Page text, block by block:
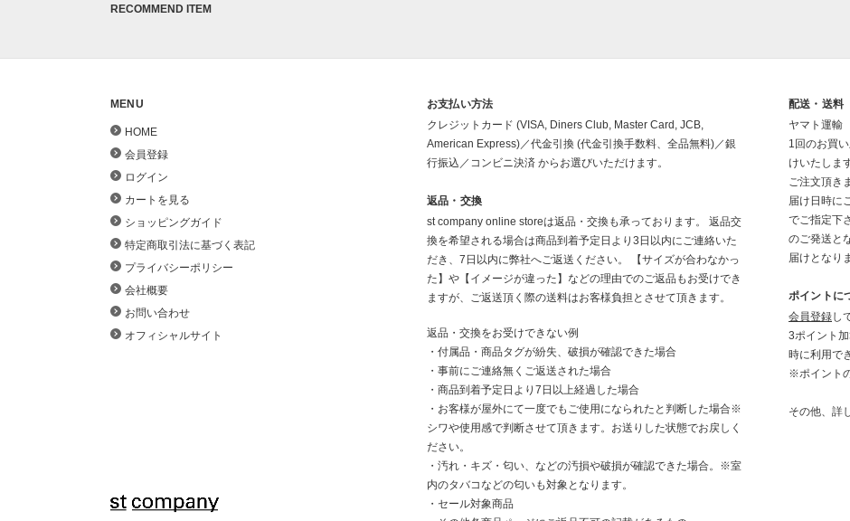
RECOMMEND ITEM
MENU
HOME
会員登録
ログイン
カートを見る
ショッピングガイド
特定商取引法に基づく表記
プライバシーポリシー
会社概要
お問い合わせ
オフィシャルサイト
お支払い方法
クレジットカード (VISA, Diners Club, Master Card, JCB,
American Express)／代金引換 (代金引換手数料、全品無料)／銀
行振込／コンビニ決済 からお選びいただけます。
返品・交換
st company online storeは返品・交換も承っております。 返品交
換を希望される場合は商品到着予定日より3日以内にご連絡いた
だき、7日以内に弊社へご返送ください。 【サイズが合わなかっ
た】や【イメージが違った】などの理由でのご返品もお受けでき
ますが、ご返送頂く際の送料はお客様負担とさせて頂きます。
返品・交換をお受けできない例
・付属品・商品タグが紛失、破損が確認できた場合
・事前にご連絡無くご返送された場合
・商品到着予定日より7日以上経過した場合
・お客様が屋外にて一度でもご使用になられたと判断した場合※
シワや使用感で判断させて頂きます。お送りした状態でお戻しく
ださい。
・汚れ・キズ・匂い、などの汚損や破損が確認できた場合。※室
内のタバコなどの匂いも対象となります。
・セール対象商品
配送・送料
ヤマト運輸
1回のお買
けいたしま
ご注文頂き
届け日時に
でご指定下
のご発送と
届けとなり
ポイントに
会員登録し
3ポイント
時に利用で
※ポイント
その他、詳